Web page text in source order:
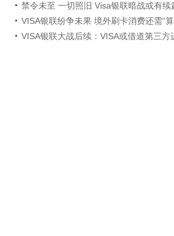
禁令未至 一切照旧 Visa银联暗战或有续
VISA银联纷争未果 境外刷卡消费还需“
VISA银联大战后续：VISA或借道第三方